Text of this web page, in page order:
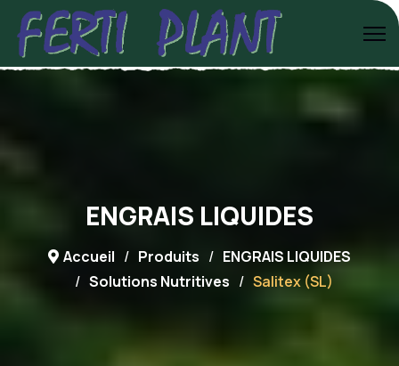
ENGRAIS LIQUIDES
Accueil Produits
ENGRAIS LIQUIDES
Solutions Nutritives
Salitex (SL)